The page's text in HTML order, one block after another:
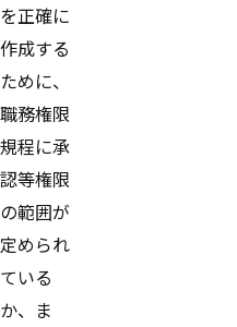
を正確に
作成する
ために、
職務権限
規程に承
認等権限
の範囲が
定められ
ている
か、ま